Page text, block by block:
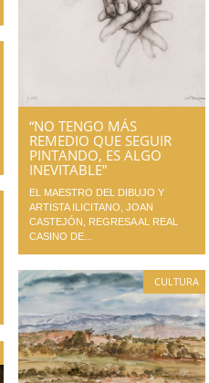
“NO TENGO MÁS
REMEDIO QUE SEGUIR
PINTANDO, ES ALGO
INEVITABLE”
EL MAESTRO DEL DIBUJO Y
ARTISTA ILICITANO, JOAN
CASTEJÓN, REGRESA AL REAL
CASINO DE...
CULTURA